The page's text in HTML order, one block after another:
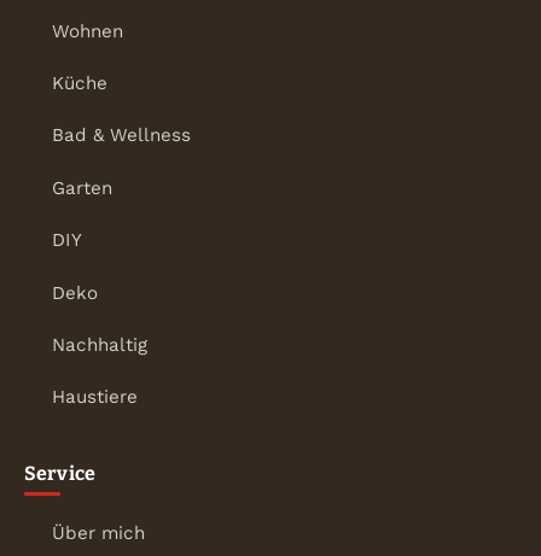
Wohnen
Küche
Bad & Wellness
Garten
DIY
Deko
Nachhaltig
Haustiere
Service
Über mich